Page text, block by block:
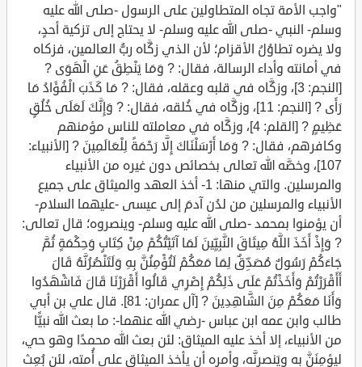
"واجب الأمة تجاه المتطاولين على الرسول -صلى الله عليه
وسلم- النبي -صلى الله عليه وسلم- لا يحتاج إلى تزكية أحدٍ،
ولا يضره تطاوُلُ الأقزام؛ لأن الذي زكَّاه ربُّ العالمين، فزكاه
في أمانته وأداء الرسالة، فقال: ? وَمَا يَنْطِقُ عَنِ الْهَوَى ?
[النجم: 3]، وزكَّاه في قلبه وعقله، فقال: ? مَا كَذَبَ الْفُؤَادُ مَا
رَأَى ? [النجم: 11]، وزكَّاه في خُلقه، فقال: ? وَإِنَّكَ لَعَلَى خُلُقٍ
عَظِيمٍ ? [القلم: 4]، وزكَّاه في معاملته للناس مؤمنهم
وكافرهم، فقال: ? وَمَا أَرْسَلْنَاكَ إِلَّا رَحْمَةً لِلْعَالَمِينَ ? [الأنبياء:
107]، وخصَّه الله تعالى بخصائص دون غيره من الأنبياء
والمرسلين. والتي منها: 1- أخذ العهد والميثاق على جميع
الأنبياء والمرسلين من لدُن آدمَ إلى عيسى -عليهما السلام-
أن يؤمنوا بمحمد -صلى الله عليه وسلم- وينصروه؛ قال تعالى:
? وَإِذْ أَخَذَ اللَّهُ مِيثَاقَ النَّبِيِّينَ لَمَا آتَيْتُكُمْ مِنْ كِتَابٍ وَحِكْمَةٍ ثُمَّ
جَاءَكُمْ رَسُولٌ مُصَدِّقٌ لِمَا مَعَكُمْ لَتُؤْمِنُنَّ بِهِ وَلَتَنْصُرُنَّهُ قَالَ
أَأَقْرَرْتُمْ وَأَخَذْتُمْ عَلَى ذَلِكُمْ إِصْرِي قَالُوا أَقْرَرْنَا قَالَ فَاشْهَدُوا
وَأَنَا مَعَكُمْ مِنَ الشَّاهِدِينَ ? [آل عمران: 81]. قال علي بن أبي
طالب وابن عمه ابن عباس -رضي الله عنهما-: ما بعث الله نبيًّا
من الأنبياء، إلا أخذ عليه الميثاق: لئن بعث الله محمدًا وهو حي،
ليؤمِنَنَّ به ويَنصرنَّه، وأمره أن يأخذ الميثاق على أُمته، لئن بُعِث